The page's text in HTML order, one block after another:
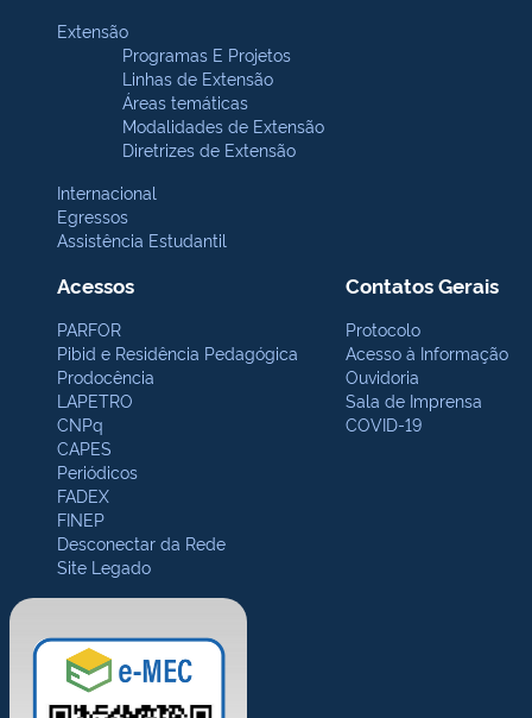
Extensão
Programas E Projetos
Linhas de Extensão
Áreas temáticas
Modalidades de Extensão
Diretrizes de Extensão
Internacional
Egressos
Assistência Estudantil
Acessos
PARFOR
Pibid e Residência Pedagógica
Prodocência
LAPETRO
CNPq
CAPES
Periódicos
FADEX
FINEP
Desconectar da Rede
Site Legado
Contatos Gerais
Protocolo
Acesso à Informação
Ouvidoria
Sala de Imprensa
COVID-19